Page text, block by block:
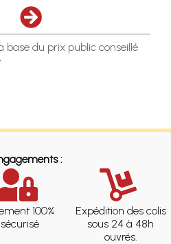
base du prix public conseillé
:
100%
sécurisé
Expédition des colis
sous 24 à 48h
ouvrés.